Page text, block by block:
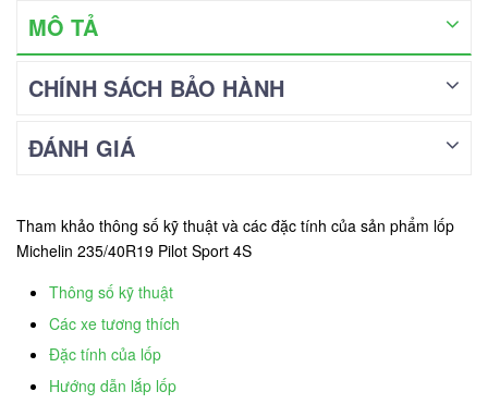
MÔ TẢ
CHÍNH SÁCH BẢO HÀNH
ĐÁNH GIÁ
Tham khảo thông số kỹ thuật và các đặc tính của sản phẩm lốp
Michelin 235/40R19 Pilot Sport 4S
Thông số kỹ thuật
Các xe tương thích
Đặc tính của lốp
Hướng dẫn lắp lốp